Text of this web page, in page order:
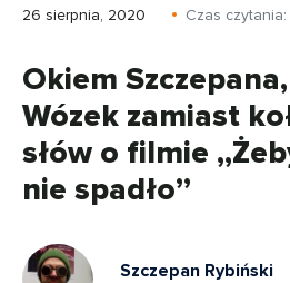
26 sierpnia, 2020 Czas czytania:
Okiem
Wózek zamiast
słów o filmie
nie spadło”
Szczepan Rybiński